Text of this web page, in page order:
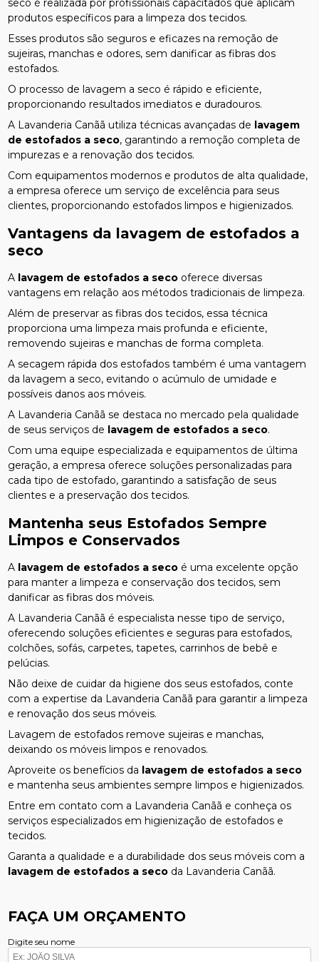
seco é realizada por profissionais capacitados que aplicam
produtos específicos para a limpeza dos tecidos.
Esses produtos são seguros e eficazes na remoção de
sujeiras, manchas e odores, sem danificar as fibras dos
estofados.
O processo de lavagem a seco é rápido e eficiente,
proporcionando resultados imediatos e duradouros.
A Lavanderia Canãã utiliza técnicas avançadas de lavagem
de estofados a seco, garantindo a remoção completa de
impurezas e a renovação dos tecidos.
Com equipamentos modernos e produtos de alta qualidade,
a empresa oferece um serviço de excelência para seus
clientes, proporcionando estofados limpos e higienizados.
Vantagens da lavagem de estofados a
seco
A lavagem de estofados a seco oferece diversas
vantagens em relação aos métodos tradicionais de limpeza.
Além de preservar as fibras dos tecidos, essa técnica
proporciona uma limpeza mais profunda e eficiente,
removendo sujeiras e manchas de forma completa.
A secagem rápida dos estofados também é uma vantagem
da lavagem a seco, evitando o acúmulo de umidade e
possíveis danos aos móveis.
A Lavanderia Canãã se destaca no mercado pela qualidade
de seus serviços de lavagem de estofados a seco.
Com uma equipe especializada e equipamentos de última
geração, a empresa oferece soluções personalizadas para
cada tipo de estofado, garantindo a satisfação de seus
clientes e a preservação dos tecidos.
Mantenha seus Estofados Sempre
Limpos e Conservados
A lavagem de estofados a seco é uma excelente opção
para manter a limpeza e conservação dos tecidos, sem
danificar as fibras dos móveis.
A Lavanderia Canãã é especialista nesse tipo de serviço,
oferecendo soluções eficientes e seguras para estofados,
colchões, sofás, carpetes, tapetes, carrinhos de bebê e
pelúcias.
Não deixe de cuidar da higiene dos seus estofados, conte
com a expertise da Lavanderia Canãã para garantir a limpeza
e renovação dos seus móveis.
Lavagem de estofados remove sujeiras e manchas,
deixando os móveis limpos e renovados.
Aproveite os benefícios da lavagem de estofados a seco
e mantenha seus ambientes sempre limpos e higienizados.
Entre em contato com a Lavanderia Canãã e conheça os
serviços especializados em higienização de estofados e
tecidos.
Garanta a qualidade e a durabilidade dos seus móveis com a
lavagem de estofados a seco da Lavanderia Canãã.
FAÇA UM ORÇAMENTO
Digite seu nome